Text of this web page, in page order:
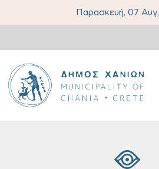
Παρασκευή, 07 Αυγ,